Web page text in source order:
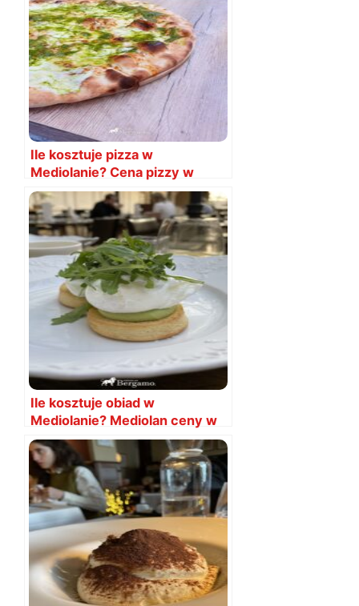
Ile kosztuje pizza w
Mediolanie? Cena pizzy w
2024 roku
Ile kosztuje obiad w
Mediolanie? Mediolan ceny w
restauracjach